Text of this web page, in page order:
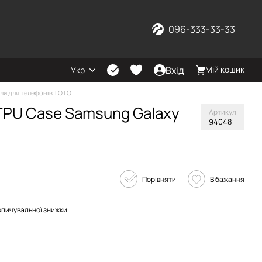
096-333-33-33
Укр Вхід Мій кошик
для телефонів TOTO
Case Samsung Galaxy
Артикул
94048
Порівняти В бажання
знижки